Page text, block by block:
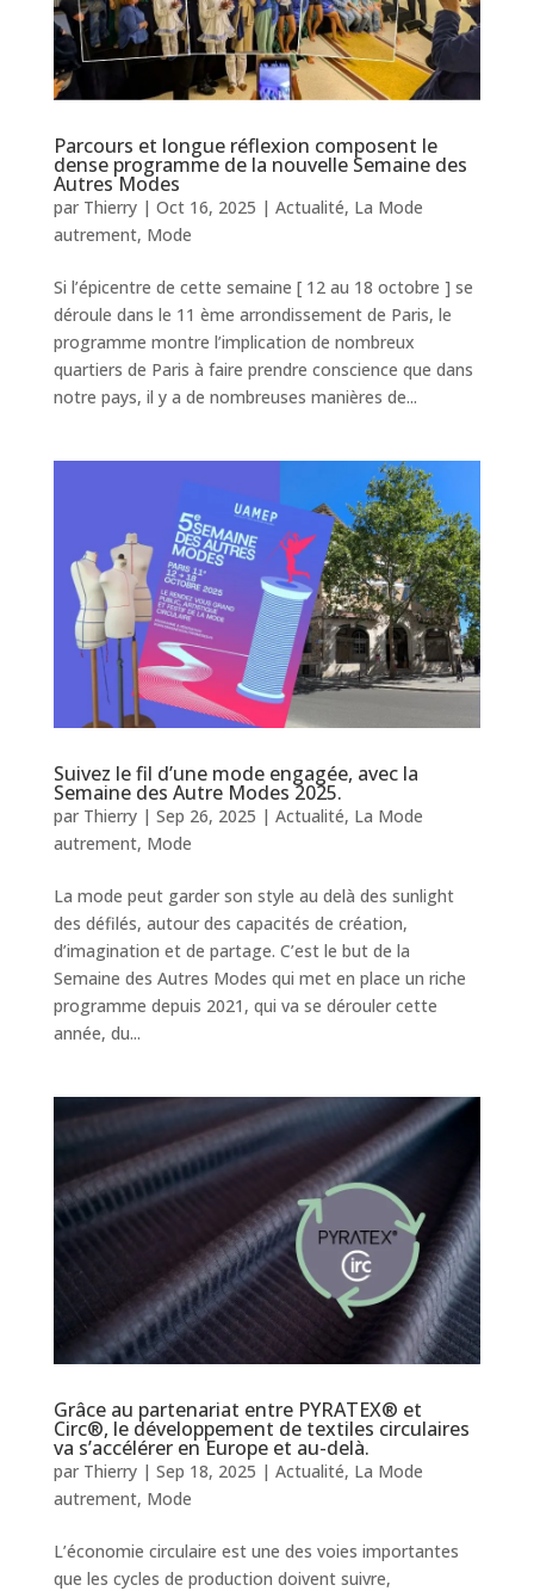
Parcours et longue réflexion composent le
dense programme de la nouvelle Semaine des
Autres Modes
par Thierry| Oct 16, 2025 | Actualité, La Mode
autrement, Mode
Si l’épicentre de cette semaine [ 12 au 18 octobre ] se
déroule dans le 11 ème arrondissement de Paris, le
programme montre l’implication de nombreux
quartiers de Paris à faire prendre conscience que dans
notre pays, il y a de nombreuses manières de...
Suivez le fil d’une mode engagée, avec la
Semaine des Autre Modes 2025.
par Thierry| Sep 26, 2025 | Actualité, La Mode
autrement, Mode
La mode peut garder son style au delà des sunlight
des défilés, autour des capacités de création,
d’imagination et de partage. C’est le but de la
Semaine des Autres Modes qui met en place un riche
programme depuis 2021, qui va se dérouler cette
année, du...
Grâce au partenariat entre PYRATEX® et
Circ®, le développement de textiles circulaires
va s’accélérer en Europe et au-delà.
par Thierry| Sep 18, 2025 | Actualité, La Mode
autrement, Mode
L’économie circulaire est une des voies importantes
que les cycles de production doivent suivre,